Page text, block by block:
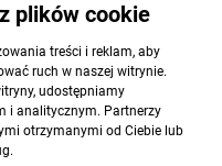
na stronie MebleFox, gdzie
obiciu. Oferujemy
dzięki czemu każdy znajdzie
plików cookie
treści i reklam, aby
ruch w naszej witrynie.
udostępniamy
i analitycznym. Partnerzy
otrzymanymi od Ciebie lub